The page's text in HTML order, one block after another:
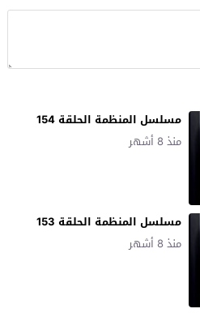
مسلسل المنظمة الحلقة 154
منذ 8 أشهر
مسلسل المنظمة الحلقة 153
منذ 8 أشهر